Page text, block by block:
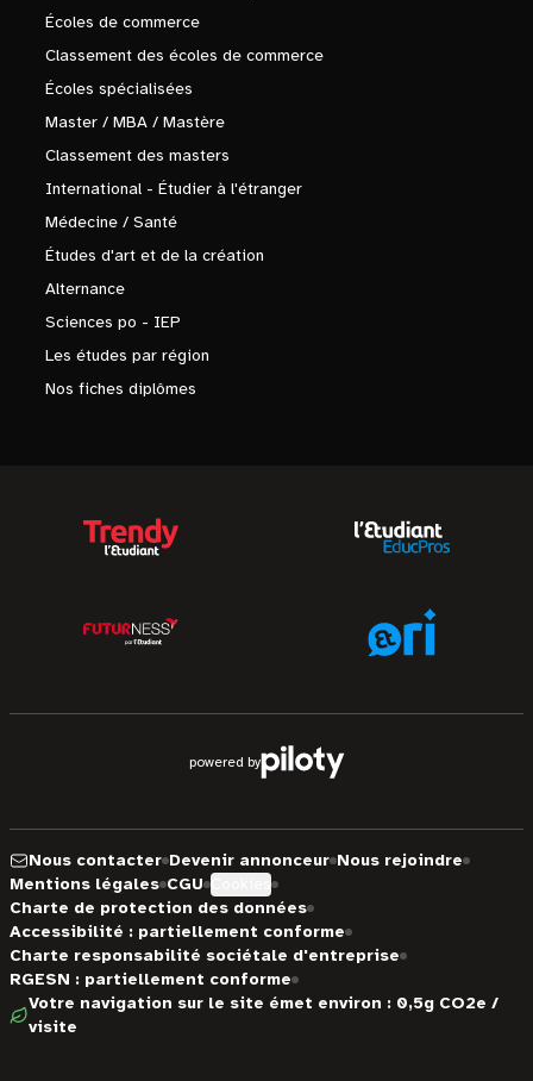
Écoles de commerce
Classement des écoles de commerce
Écoles spécialisées
Master / MBA / Mastère
Classement des masters
International - Étudier à l'étranger
Médecine / Santé
Études d'art et de la création
Alternance
Sciences po - IEP
Les études par région
Nos fiches diplômes
powered by
Nous contacter Devenir annonceur Nous rejoindre
Mentions légales CGU
Charte de protection des données
Accessibilité : partiellement conforme
Charte responsabilité sociétale d'entreprise
RGESN : partiellement conforme
Votre navigation sur le site émet environ : 0,5g CO2e /
visite